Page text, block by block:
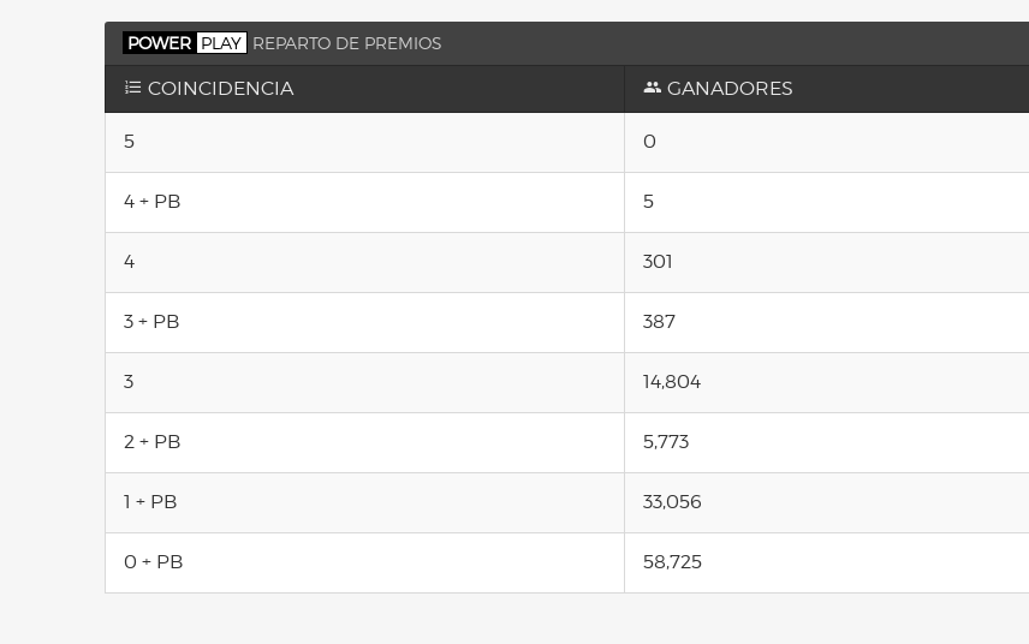
POWER PLAY REPARTO DE PREMIOS
COINCIDENCIA GANADORES
5 0
4 + PB 5
4 301
3 + PB 387
3 14,804
2 + PB 5,773
1 + PB 33,056
0 + PB 58,725